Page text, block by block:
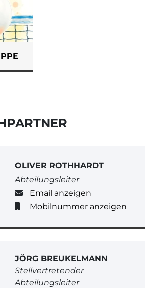
OLIVER ROTHHARDT
Abteilungsleiter
Email anzeigen
Mobilnummer anzeigen
JÖRG BREUKELMANN
Stellvertretender
Abteilungsleiter